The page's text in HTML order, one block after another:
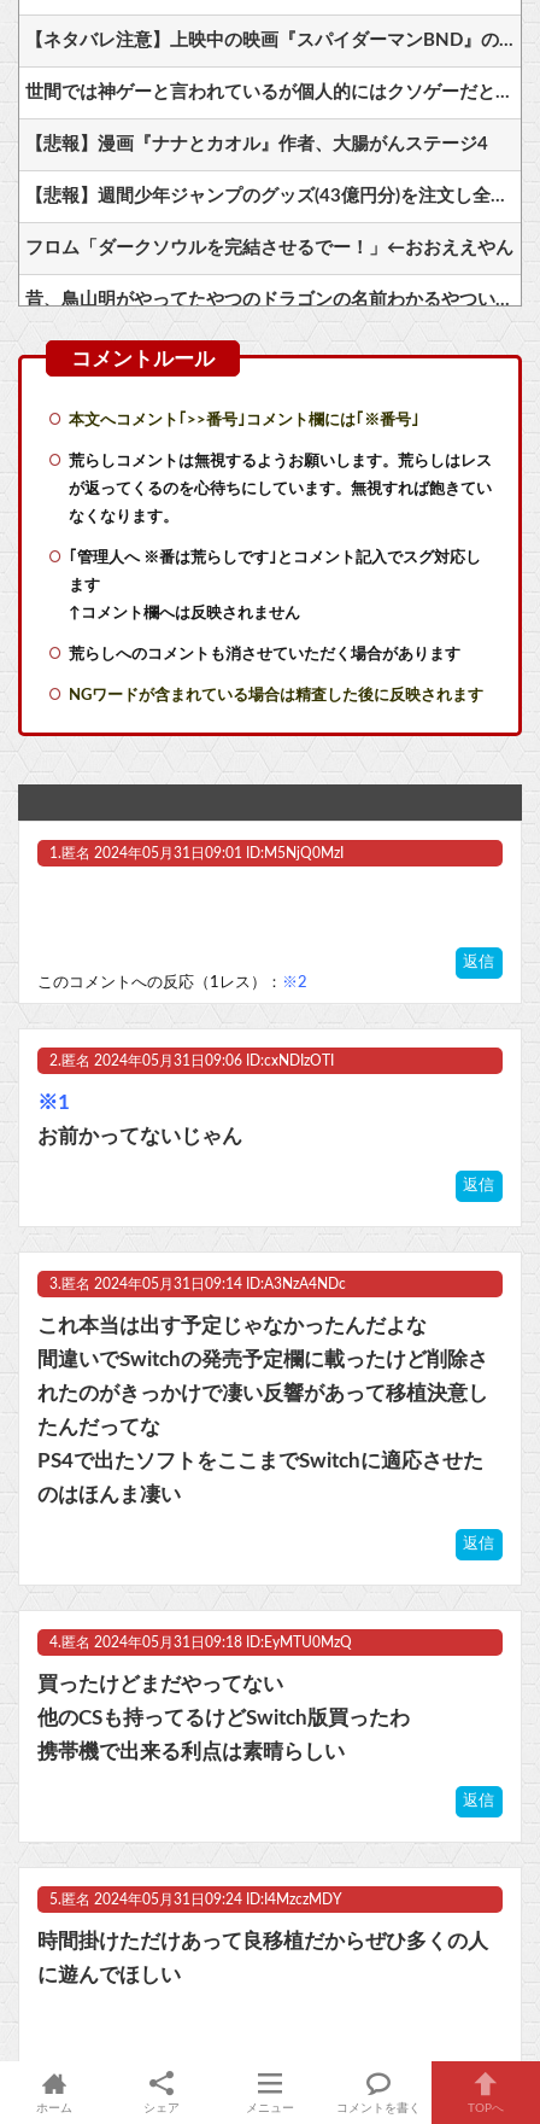
【ネタバレ注意】上映中の映画『スパイダーマンBND』のマニアックなセルフカバー！実はあのシーンは……
世間では神ゲーと言われているが個人的にはクソゲーだと思うゲーム挙げてけ
【悲報】漫画『ナナとカオル』作者、大腸がんステージ4
【悲報】週間少年ジャンプのグッズ(43億円分)を注文し全てキャンセルした女逮捕ｗｗｗｗｗｗｗｗ
フロム「ダークソウルを完結させるでー！」←おおええやん
昔、鳥山明がやってたやつのドラゴンの名前わかるやついる？
「ファミコンミニ、スーファミミニ、PCエンジンミニ、メガドラミニ、ネオジオミニ」って
『クロノトリガー』面白かったわ
【艦これ】オオヤマトウサギ 他
【艦これ】けーかいじん 他
【画像】有名女性声優「私はね、ハゲてる人が好きなの」他
【悲報】テレビ番組「15年前の日本はすごかった」【ドル円75円】
【悲報】「メトロイドプライム4」 新品が2999円に…
【ホロライブ】POP UP PARADE「雪花ラミィ」フィギュア【本日発売】他
【ウマ娘】このキャラが声優（まりんか）同じってマジ！？←「スズカさんみたいな演技の方がレアだと聞いて驚いたよ」
マスク 十兆円を失う‥投資家「アメリカ党？バカかコイツw」
ビットコイン再び1600万円へ。ドル円は147円に
本文へコメント｢>>番号｣コメント欄には｢※番号｣
荒らしコメントは無視するようお願いします。荒らしはレス
が返ってくるのを心待ちにしています。無視すれば飽きてい
なくなります。
｢管理人へ ※番は荒らしです｣とコメント記入でスグ対応し
ます
↑コメント欄へは反映されません
荒らしへのコメントも消させていただく場合があります
NGワードが含まれている場合は精査した後に反映されます
1. 匿名 2024年05月31日09:01 ID:M5NjQ0MzI
返信
このコメントへの反応（1レス）： ※2
2. 匿名 2024年05月31日09:06 ID:cxNDIzOTI
※1
お前かってないじゃん
返信
3. 匿名 2024年05月31日09:14 ID:A3NzA4NDc
これ本当は出す予定じゃなかったんだよな
間違いでSwitchの発売予定欄に載ったけど削除さ
れたのがきっかけで凄い反響があって移植決意し
たんだってな
PS4で出たソフトをここまでSwitchに適応させた
のはほんま凄い
返信
4. 匿名 2024年05月31日09:18 ID:EyMTU0MzQ
買ったけどまだやってない
他のCSも持ってるけどSwitch版買ったわ
携帯機で出来る利点は素晴らしい
返信
5. 匿名 2024年05月31日09:24 ID:I4MzczMDY
時間掛けただけあって良移植だからぜひ多くの人
に遊んでほしい
返信
このコメントへの反応（2レス）：※7 ※71
ホーム シェア メニュー コメントを書く TOPへ